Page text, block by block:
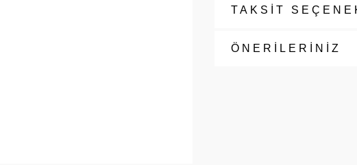
TAKSİT
ÖNERİLERİNİZ